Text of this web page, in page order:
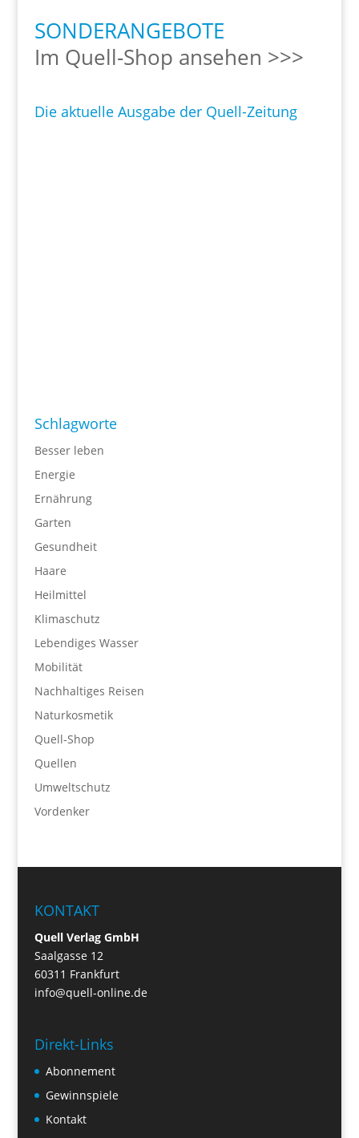
SONDERANGEBOTE
Im Quell-Shop ansehen >>>
Die aktuelle Ausgabe der Quell-Zeitung
Schlagworte
Besser leben
Energie
Ernährung
Garten
Gesundheit
Haare
Heilmittel
Klimaschutz
Lebendiges Wasser
Mobilität
Nachhaltiges Reisen
Naturkosmetik
Quell-Shop
Quellen
Umweltschutz
Vordenker
KONTAKT
Quell Verlag GmbH
Saalgasse 12
60311 Frankfurt
info@quell-online.de
Direkt-Links
Abonnement
Gewinnspiele
Kontakt